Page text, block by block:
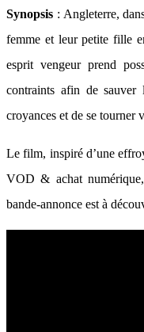
Synopsis : Angleterre,
femme et leur petite fille
esprit vengeur prend
contraints afin de sauver
croyances et de se
Le film, inspiré d’une
VOD & achat
bande-annonce est à